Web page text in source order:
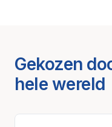
Gekozen
hele wereld